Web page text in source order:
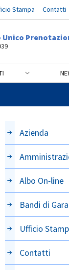
Stampa Contatti
Unico
Azienda
Albo On-line
Bandi di
Ufficio
Contatti